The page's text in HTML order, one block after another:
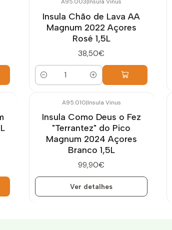
A95.003|Insula Vinus
Insula Chão de Lava AA
Magnum 2022 Açores
Rosé 1,5L
38,50€
Quantidade
A95.010|Insula Vinus
Insula Como Deus o Fez
"Terrantez" do Pico
Magnum 2024 Açores
Branco 1,5L
99,90€
Ver detalhes